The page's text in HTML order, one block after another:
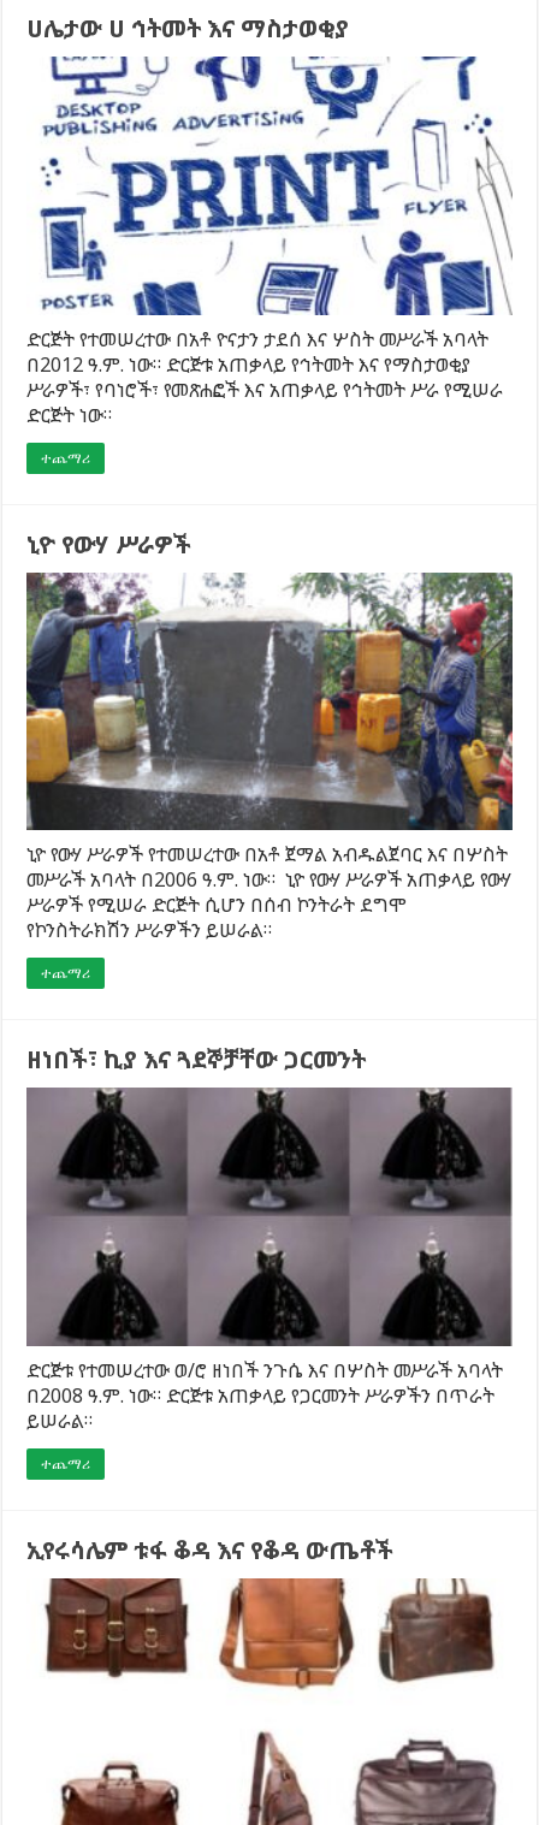
ሀሌታው ሀ ኅትመት እና ማስታወቂያ
ድርጅት የተመሠረተው በአቶ ዮናታን ታደሰ እና ሦስት መሥራች አባላት
በ2012 ዓ.ም. ነው። ድርጅቱ አጠቃላይ የኅትመት እና የማስታወቂያ
ሥራዎች፣ የባነሮች፣ የመጽሐፎች እና አጠቃላይ የኅትመት ሥራ የሚሠራ
ድርጅት ነው።
ተጨማሪ
ኒዮ የውሃ ሥራዎች
ኒዮ የውሃ ሥራዎች የተመሠረተው በአቶ ጀማል አብዱልጀባር እና በሦስት
መሥራች አባላት በ2006 ዓ.ም. ነው። ኒዮ የውሃ ሥራዎች አጠቃላይ የውሃ
ሥራዎች የሚሠራ ድርጅት ሲሆን በሰብ ኮንትራት ደግሞ
የኮንስትራክሽን ሥራዎችን ይሠራል።
ተጨማሪ
ዘነበች፣ ኪያ እና ጓደኞቻቸው ጋርመንት
ድርጅቱ የተመሠረተው ወ/ሮ ዘነበች ንጉሴ እና በሦስት መሥራች አባላት
በ2008 ዓ.ም. ነው። ድርጅቱ አጠቃላይ የጋርመንት ሥራዎችን በጥራት
ይሠራል።
ተጨማሪ
ኢየሩሳሌም ቱፋ ቆዳ እና የቆዳ ውጤቶች